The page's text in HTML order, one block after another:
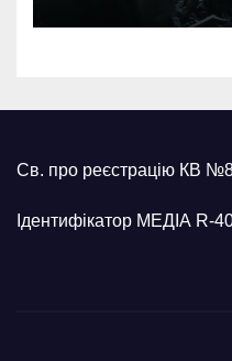
Св. про реєстрацію КВ
Ідентифікатор МЕДІА R-